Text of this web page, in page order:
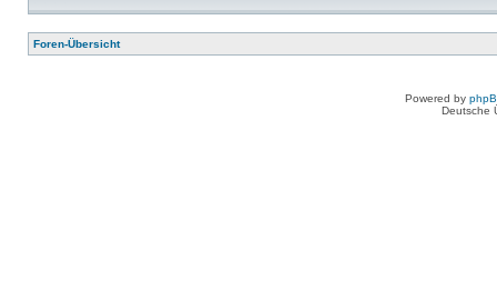
Foren-Übersicht
Powered by
Deutsche